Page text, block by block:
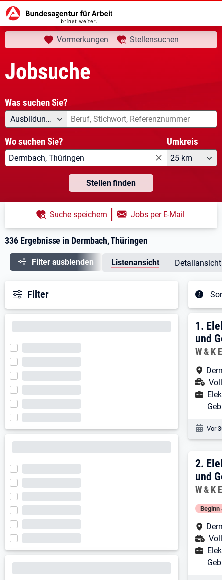
Startseite Jobsuche aktuelle Seite:
Ihre Suche
Vormerkungen Stellensuchen
Jobsuche
Was suchen Sie?
Angebotsart
Ausbildung/Duales Studium
Was suchen Sie?
Wo suchen Sie? Umkreis
25 km
Stellen finden
336 Ergebnisse in Dermbach, Thüringen
Suche speichern | Jobs per E-Mail
Filter ausblenden Listenansicht Detailansicht
Filter
1.
1.
und
W & K
Vor
2.
2.
und
W & K
Beginn